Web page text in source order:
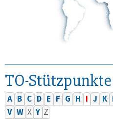
TO-
A B C D E F G H I J K
V W X Y Z